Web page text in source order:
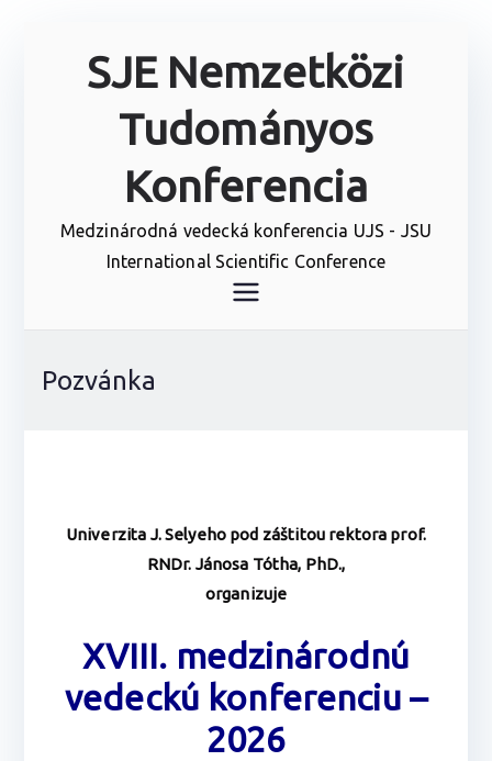
SJE Nemzetközi
Tudományos
Konferencia
Medzinárodná vedecká konferencia UJS - JSU
International Scientific Conference
Pozvánka
Univerzita J. Selyeho pod záštitou rektora prof.
RNDr. Jánosa Tótha, PhD.,
organizuje
XVIII. medzinárodnú
vedeckú konferenciu –
2026